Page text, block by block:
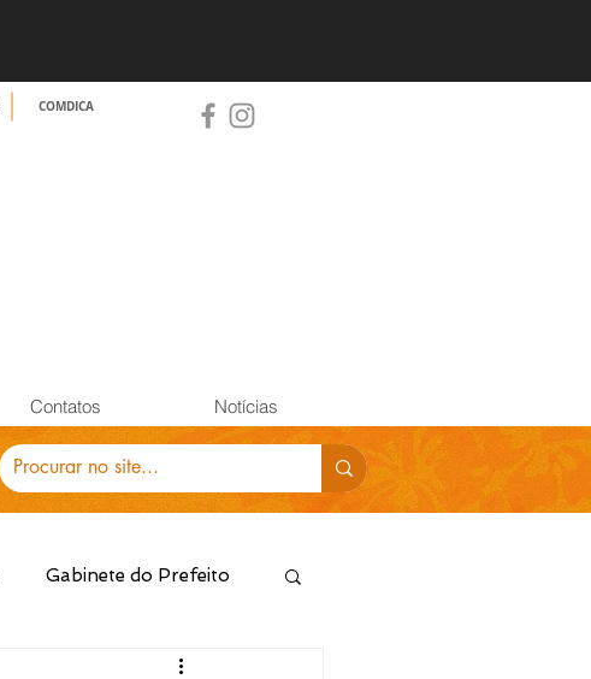
COMDICA
Contatos Notícias
Gabinete do Prefeito